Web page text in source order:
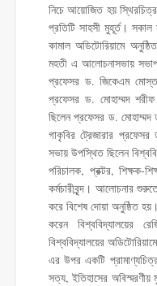
নিচে আয়োজিত হয়
প্রতিটি সাহসী মুহূর্ত। সকাল
কামাল অডিটোরিয়ামে
মহতী এ আলোচনাসভায়
প্রফেসর ড. জিকেএম
প্রফেসর ড. মোহাম্মদ শরীফ
ছিলেন প্রফেসর ড. মোহাম্মদ
গাকৃবির ট্রেজারার
সভায় উপস্থিত ছিলেন
পরিচালক, প্রক্টর, শিক্ষক-
কর্মচারীবৃন্দ। আলোচনার
করে বিশেষ দোয়া অনুষ্ঠিত
করেন বিশ্ববিদ্যালয়ের
বিশ্ববিদ্যালয়ের
এর উপর একটি
সত্য, ইতিহাসের অবিস্মরণীয়